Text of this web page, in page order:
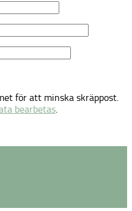
för att minska skräppost.
bearbetas.